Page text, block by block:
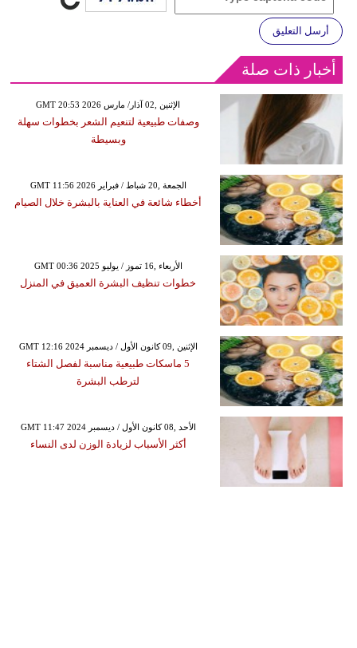
أرسل التعليق
أخبار ذات صلة
GMT 20:53 2026 الإثنين ,02 آذار/ مارس
وصفات طبيعية لتنعيم الشعر بخطوات سهلة
وبسيطة
GMT 11:56 2026 الجمعة ,20 شباط / فبراير
أخطاء شائعة في العناية بالبشرة خلال الصيام
GMT 00:36 2025 الأربعاء ,16 تموز / يوليو
خطوات تنظيف البشرة العميق في المنزل
GMT 12:16 2024 الإثنين ,09 كانون الأول / ديسمبر
5 ماسكات طبيعية مناسبة لفصل الشتاء
لترطب البشرة
GMT 11:47 2024 الأحد ,08 كانون الأول / ديسمبر
أكثر الأسباب لزيادة الوزن لدى النساء